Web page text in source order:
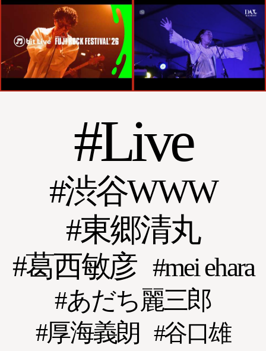
Live
渋谷WWW
東郷清丸
葛西敏彦 mei ehara
あだち麗三郎
厚海義朗 谷口雄